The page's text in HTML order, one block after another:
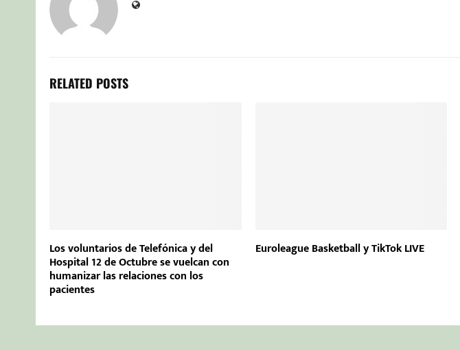
RELATED POSTS
Los voluntarios de Telefónica y del
Hospital 12 de Octubre se vuelcan con
humanizar las relaciones con los
pacientes
Euroleague Basketball y TikTok LIVE